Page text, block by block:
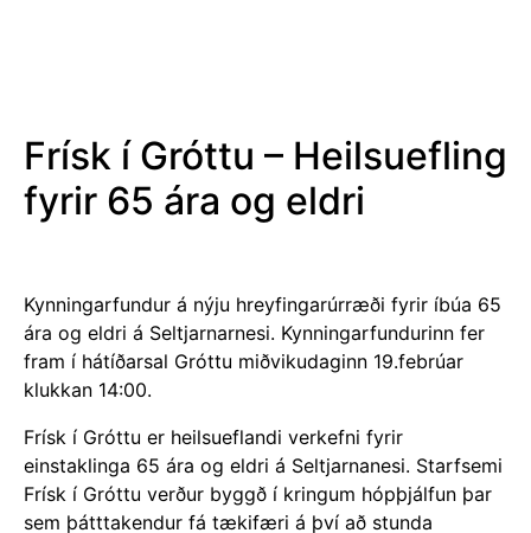
markvissa og skipulagða þjálfun þar sem sem
þjálfarar útbúa 6 vikna æfingaráætlanir sem þeir
aðlaga eftir getu hvers og eins þátttakanda. Á
áhersla á andlega og félagslega heilsu og verður
starfsemin í heild sinni unnin með það að leiðarljósi.
Æfingar munu fara fram 2x í viku fyrir hádegi á –
þriðjudögum og fimmtudögum í íþróttahúsi Gróttu í
Fyrsta námskeið verður 12. vikur og hefst
þriðjudaginn 11. mars.
Hægt verður að velja um tvær tímasetningar klukkan